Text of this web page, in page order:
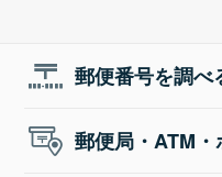
郵便番号を調べ
郵便局・ATM